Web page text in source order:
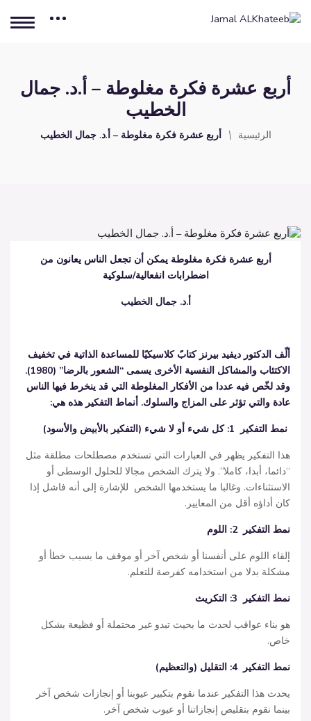
أربع عشرة فكرة مغلوطة – أ.د. جمال
الخطيب
الرئيسية أربع عشرة فكرة مغلوطة – أ.د. جمال الخطيب
أربع عشرة فكرة مغلوطة يمكن أن تجعل الناس يعانون من
اضطرابات انفعالية/سلوكية
أ.د. جمال الخطيب
ألّف الدكتور ديفيد بيرنز كتابً كلاسيكيًا للمساعدة الذاتية في تخفيف
الاكتئاب والمشاكل النفسية الأخرى يسمى “الشعور بالرضا” (1980).
وقد لخّص فيه عددا من الأفكار المغلوطة التي قد ينخرط فيها الناس
عادة والتي تؤثر على المزاج والسلوك. أنماط التفكير هذه هي:
نمط التفكير 1: كل شيء أو لا شيء
(التفكير بالأبيض والأسود)
هذا التفكير يظهر في العبارات التي تستخدم مصطلحات مطلقة مثل
“دائما، أبدا، كاملا”. ولا يترك الشخص مجالا للحلول الوسطى أو
الاستثناءات. وغالبا ما يستخدمها الشخص للإشارة إلى أنه فاشل إذا
كان أداؤه أقل من المعايير.
نمط التفكير 2:
اللوم
إلقاء اللوم على أنفسنا أو شخص آخر أو موقف ما بسبب خطأ أو
مشكلة بدلا من استخدامه كفرصة للتعلم.
نمط التفكير
التكريث
هو بناء عواقب لحدث ما بحيث تبدو غير محتملة أو فظيعة بشكل
خاص.
نمط التفكير 4: التقليل (والتعظيم)
يحدث هذا التفكير عندما نقوم بتكبير عيوبنا أو إنجازات شخص آخر
بينما نقوم بتقليص إنجازاتنا أو عيوب شخص آخر.